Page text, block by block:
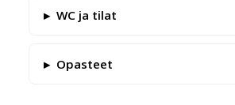
WC ja tilat
Opasteet